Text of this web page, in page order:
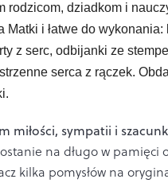
rodzicom, dziadkom i
i łatwe do wykonania:
z serc, odbijanki ze
serca z rączek.
miłości, sympatii i
na długo w pamięci
kilka pomysłów na